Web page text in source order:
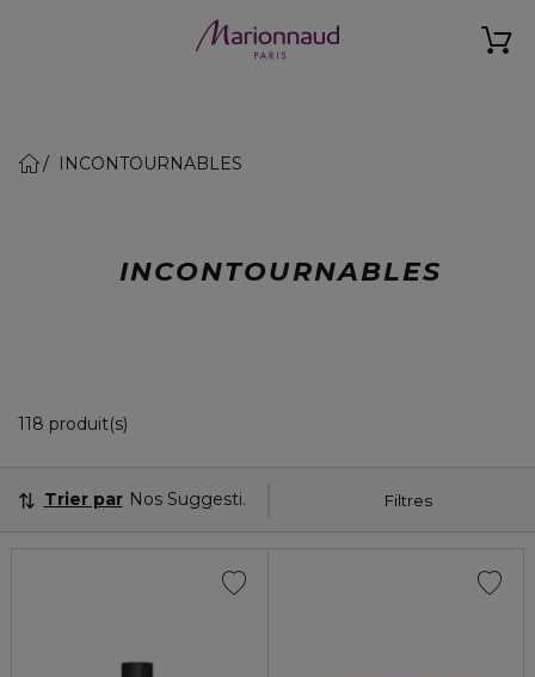
INCONTOURNABLES
INCONTOURNABLES
118 produit(s)
Filtres
Trier par Nos Suggestions